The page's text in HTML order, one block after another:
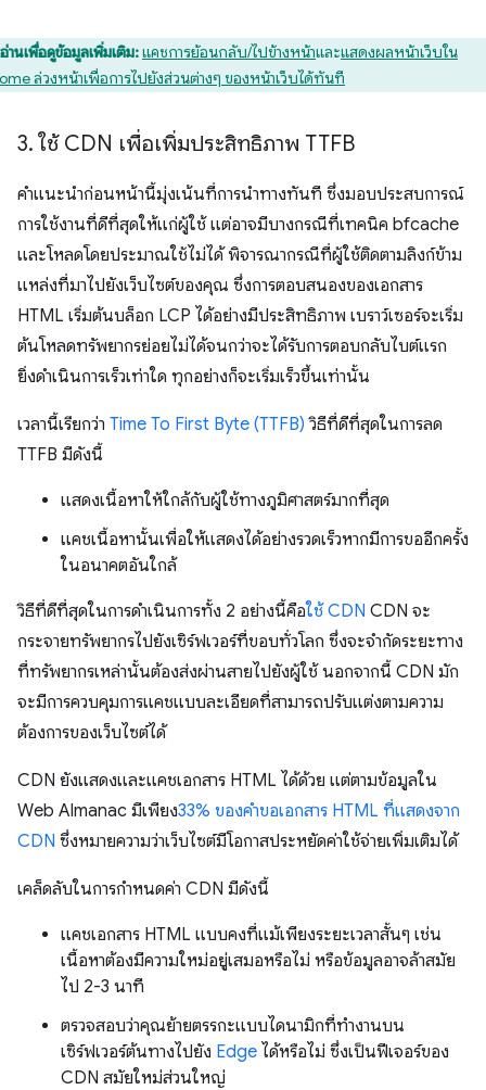
อ่านเพื่อดูข้อมูลเพิ่มเติม:แคชการย้อนกลับ/ไปข้างหน้าและแสดงผลหน้าเว็บใน
ล่วงหน้าเพื่อการไปยังส่วนต่างๆ ของหน้าเว็บได้ทันที
3. ใช้ CDN เพื่อเพิ่มประสิทธิภาพ TTFB
คําแนะนําก่อนหน้านี้มุ่งเน้นที่การนําทางทันที ซึ่งมอบประสบการณ์
การใช้งานที่ดีที่สุดให้แก่ผู้ใช้ แต่อาจมีบางกรณีที่เทคนิค bfcache
และโหลดโดยประมาณใช้ไม่ได้ พิจารณากรณีที่ผู้ใช้ติดตามลิงก์ข้าม
แหล่งที่มาไปยังเว็บไซต์ของคุณ ซึ่งการตอบสนองของเอกสาร
HTML เริ่มต้นบล็อก LCP ได้อย่างมีประสิทธิภาพ เบราว์เซอร์จะเริ่ม
ต้นโหลดทรัพยากรย่อยไม่ได้จนกว่าจะได้รับการตอบกลับไบต์แรก
ยิ่งดำเนินการเร็วเท่าใด ทุกอย่างก็จะเริ่มเร็วขึ้นเท่านั้น
เวลานี้เรียกว่า Time To First Byte (TTFB) วิธีที่ดีที่สุดในการลด
TTFB มีดังนี้
แสดงเนื้อหาให้ใกล้กับผู้ใช้ทางภูมิศาสตร์มากที่สุด
แคชเนื้อหานั้นเพื่อให้แสดงได้อย่างรวดเร็วหากมีการขออีกครั้ง
ในอนาคตอันใกล้
วิธีที่ดีที่สุดในการดำเนินการทั้ง 2 อย่างนี้คือใช้ CDN CDN จะ
กระจายทรัพยากรไปยังเซิร์ฟเวอร์ที่ขอบทั่วโลก ซึ่งจะจำกัดระยะทาง
ที่ทรัพยากรเหล่านั้นต้องส่งผ่านสายไปยังผู้ใช้ นอกจากนี้ CDN มัก
จะมีการควบคุมการแคชแบบละเอียดที่สามารถปรับแต่งตามความ
ต้องการของเว็บไซต์ได้
CDN ยังแสดงและแคชเอกสาร HTML ได้ด้วย แต่ตามข้อมูลใน
Web Almanac มีเพียง33% ของคำขอเอกสาร HTML ที่แสดงจาก
CDN ซึ่งหมายความว่าเว็บไซต์มีโอกาสประหยัดค่าใช้จ่ายเพิ่มเติมได้
เคล็ดลับในการกําหนดค่า CDN มีดังนี้
แคชเอกสาร HTML แบบคงที่แม้เพียงระยะเวลาสั้นๆ เช่น
เนื้อหาต้องมีความใหม่อยู่เสมอหรือไม่ หรือข้อมูลอาจล้าสมัย
ไป 2-3 นาที
ตรวจสอบว่าคุณย้ายตรรกะแบบไดนามิกที่ทำงานบน
เซิร์ฟเวอร์ต้นทางไปยัง Edge ได้หรือไม่ ซึ่งเป็นฟีเจอร์ของ
CDN สมัยใหม่ส่วนใหญ่